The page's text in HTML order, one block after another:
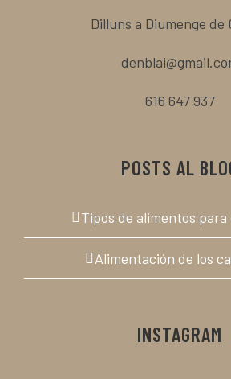
Dilluns a Diumenge de
616 647 937
POSTS AL
Tipos de alimentos para
Alimentación de los
INSTAGRAM